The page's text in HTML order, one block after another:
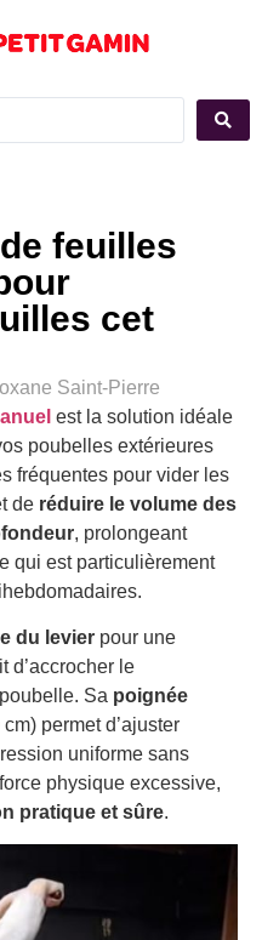
feuilles
cet
Saint-Pierre
est la solution idéale
poubelles extérieures
fréquentes pour vider les
de réduire le volume des
, prolongeant
qui est particulièrement
du levier pour une
d’accrocher le
Sa poignée
permet d’ajuster
uniforme sans
physique excessive,
pratique et sûre.